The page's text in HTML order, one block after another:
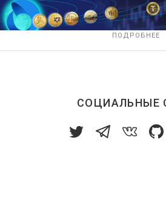
ПОДРОБНЕЕ
СОЦИАЛЬНЫЕ